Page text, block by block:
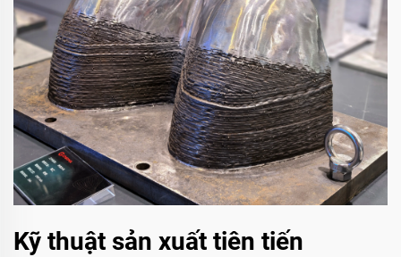
Kỹ thuật sản xuất tiên tiến